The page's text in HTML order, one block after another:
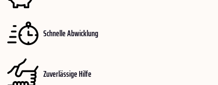
Schnelle Abwicklung
Zuverlässige Hilfe